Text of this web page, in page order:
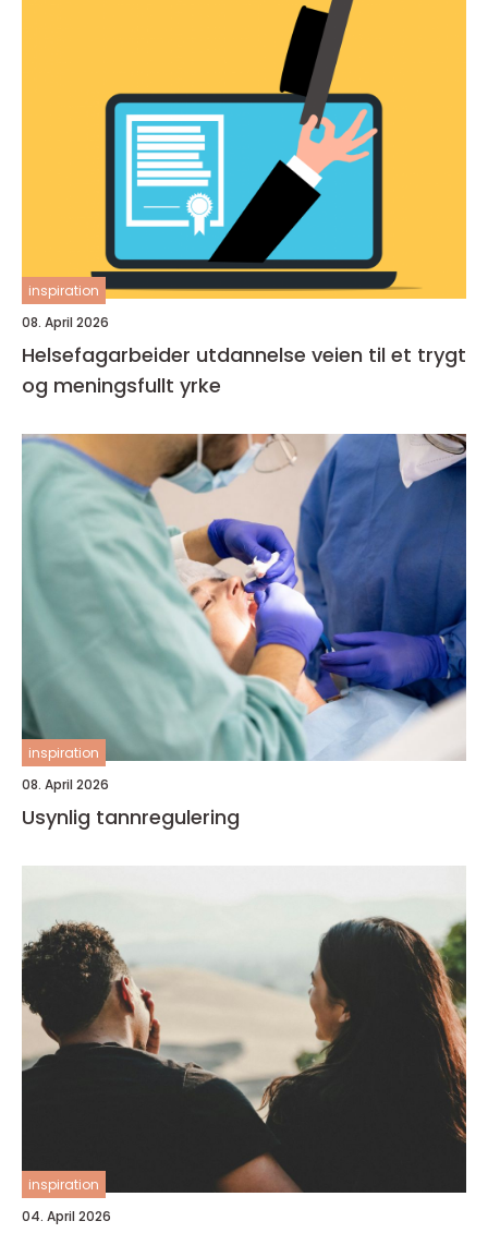
inspiration
08. April 2026
Helsefagarbeider utdannelse veien til et trygt
og meningsfullt yrke
inspiration
08. April 2026
Usynlig tannregulering
inspiration
04. April 2026